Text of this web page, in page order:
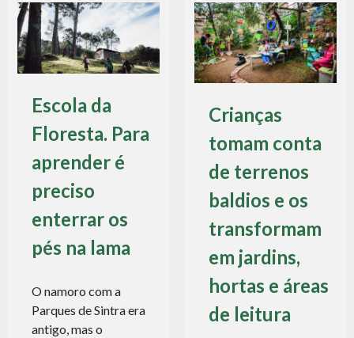
Escola da
Floresta. Para
aprender é
preciso
enterrar os
pés na lama
O namoro com a
Parques de Sintra era
antigo, mas o
Crianças
tomam conta
de terrenos
baldios e os
transformam
em jardins,
hortas e áreas
de leitura